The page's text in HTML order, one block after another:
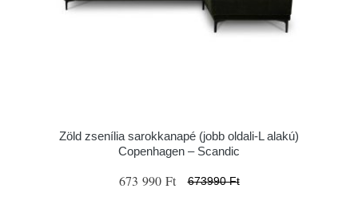
Zöld zsenília sarokkanapé (jobb oldali-L alakú)
Copenhagen – Scandic
673 990 Ft 673990 Ft